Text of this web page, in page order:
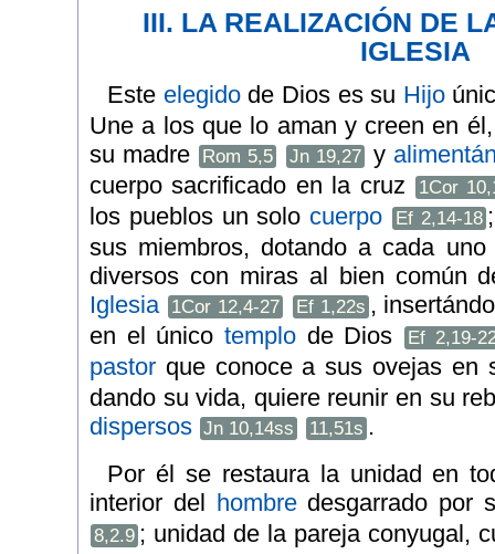
III. LA REALIZACIÓN DE
IGLESIA
Este elegidode Dios es su Hijo
Une a los que lo aman y creen en
su madre
Rom 5,5 Jn 19,27 y
cuerpo sacrificado en la cruz
1Cor
los pueblos un solo cuerpo Ef 2,14-18
sus miembros, dotando a cada
diversos con miras al bien común
Iglesia
1Cor 12,4-27 Ef 1,22s ,
en el único templo de Dios Ef 2,19-
pastor que conoce a sus ovejas en
dando su vida, quiere reunir en su
dispersos Jn 10,14ss 11,51s .
Por él se restaura la unidad en
interior del hombredesgarrado por
8,2.9 ; unidad de la pareja conyugal,